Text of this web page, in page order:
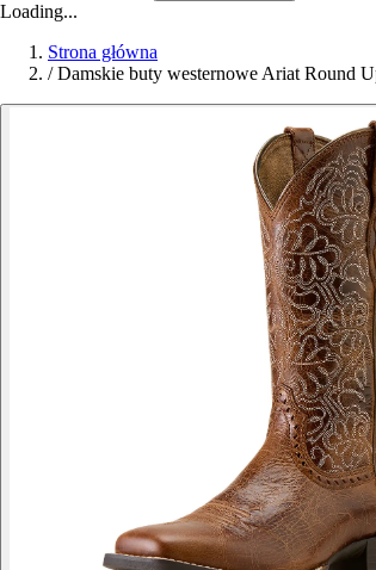
Loading...
Strona główna
/ Damskie buty westernowe Ariat Round